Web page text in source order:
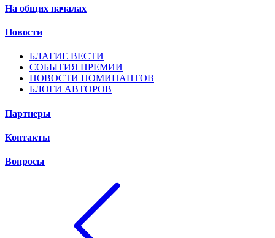
На общих началах
Новости
БЛАГИЕ ВЕСТИ
СОБЫТИЯ ПРЕМИИ
НОВОСТИ НОМИНАНТОВ
БЛОГИ АВТОРОВ
Партнеры
Контакты
Вопросы